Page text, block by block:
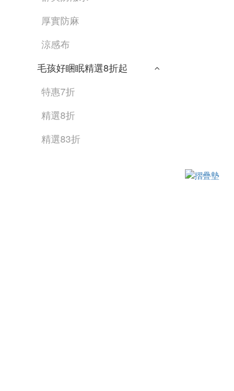
厚實防麻
涼感布
毛孩好睏眠精選8折起
特惠7折
精選8折
精選83折